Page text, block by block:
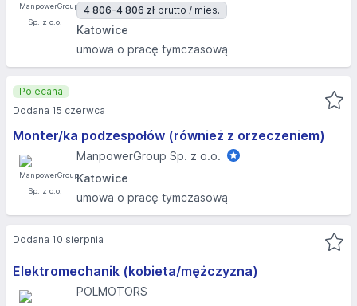
4 806-4 806 zł brutto / mies.
Katowice
umowa o pracę tymczasową
Monter/ka podzespołów (również z orzeczeniem)
ManpowerGroup Sp. z o.o.
Katowice
umowa o pracę tymczasową
Polecana
Dodana 15 czerwca
Elektromechanik (kobieta/mężczyzna)
POLMOTORS
Dodana 10 sierpnia